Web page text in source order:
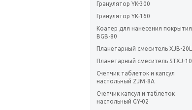
Гранулятор YK-300
Гранулятор YK-160
Коатер для нанесения покрытия
BGB-80
Планетарный смеситель XJB-20L
Планетарный смеситель STXJ-10
Счетчик таблеток и капсул
настольный ZJM-8A
Счетчик капсул и таблеток
настольный GY-02